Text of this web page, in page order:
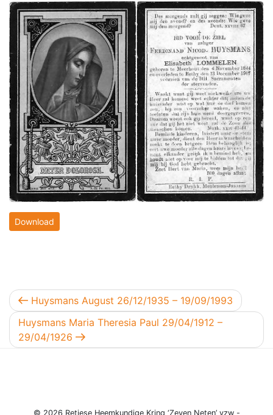
Download
Berichtnavigatie
Vorig bericht
Huysmans August 26/12/1935 – 19/09/1993
Volgend bericht
Huysmans Maria Theresia Paul 29/04/1912 –
29/04/1926
© 2026 Retiese Heemkundige Kring ‘Zeven Neten’ vzw -